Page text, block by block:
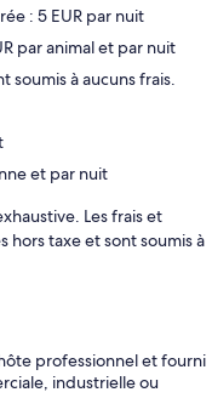
: 5 EUR par nuit
par animal et par nuit
soumis à aucuns frais.
et par nuit
Les frais et
taxe et sont soumis à
professionnel et fourni
industrielle ou